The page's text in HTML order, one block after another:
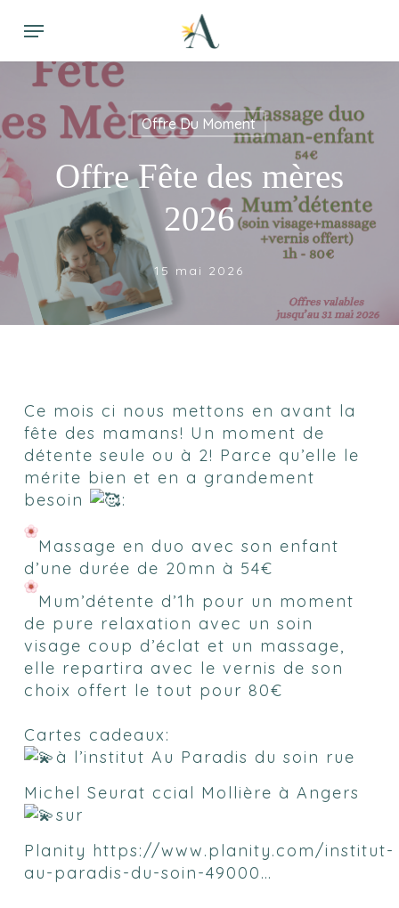
content
Menu
Offre Du Moment
Offre Fête des mères
2026
15 mai 2026
Ce mois ci nous mettons en avant la
fête des mamans! Un moment de
détente seule ou à 2! Parce qu’elle le
mérite bien et en a grandement
besoin
:
Massage en duo avec son enfant
d’une durée de 20mn à 54€
Mum’détente d’1h pour un moment
de pure relaxation avec un soin
visage coup d’éclat et un massage,
elle repartira avec le vernis de son
choix offert le tout pour 80€
Cartes cadeaux:
à l’institut Au Paradis du soin rue
Michel Seurat ccial Mollière à Angers
sur
Planity https://www.planity.com/institut-
au-paradis-du-soin-49000…